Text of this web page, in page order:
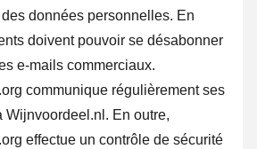
données personnelles. En
doivent pouvoir se désabonner
e-mails commerciaux.
communique régulièrement ses
Wijnvoordeel.nl. En outre,
effectue un contrôle de sécurité